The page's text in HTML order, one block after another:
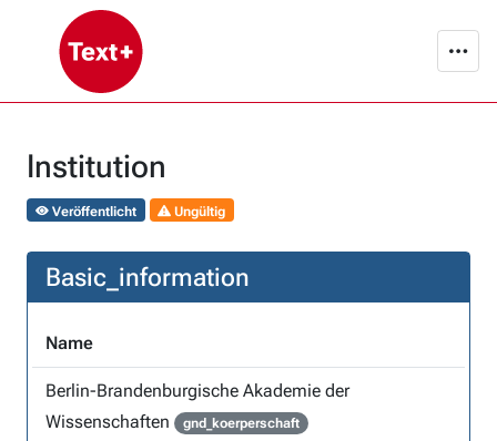
Institution
Veröffentlicht Ungültig
Basic_information
Name
Berlin-Brandenburgische Akademie der
Wissenschaften
gnd_koerperschaft